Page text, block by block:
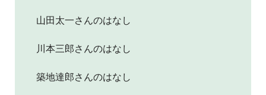
山田太一さんのはなし
川本三郎さんのはなし
築地達郎さんのはなし